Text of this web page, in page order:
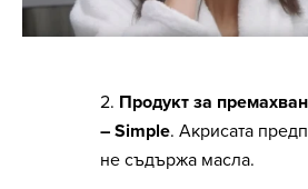
2. Продукт за
– Simple. Акрисата
не съдържа масла.